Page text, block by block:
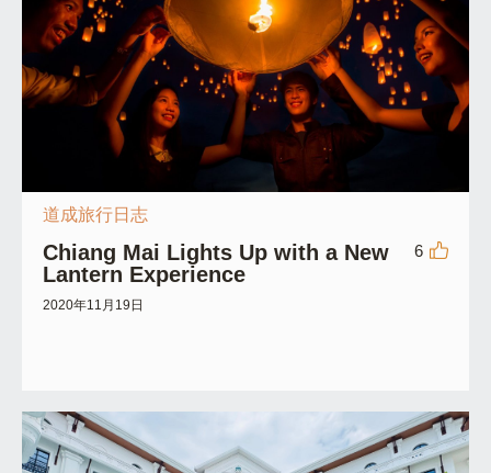
道成旅行日志
Chiang Mai Lights Up with a New
Lantern Experience
6
2020年11月19日